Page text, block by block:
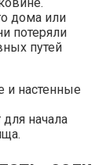
дома или
потеряли
путей
и настенные
начала